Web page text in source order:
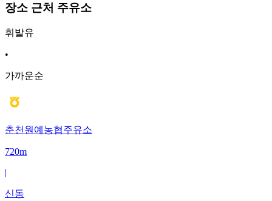
장소 근처 주유소
휘발유
•
가까운순
춘천원예농협주유소
720m
|
신동